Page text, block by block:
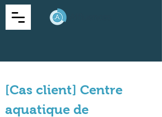
[Cas client] Centre
aquatique de